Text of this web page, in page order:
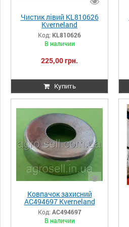
Чистик лівий KL810626
Kverneland
Код: KL810626
В наличии
225,00 грн.
Купить
Ковпачок захисний
AC494697 Kverneland
Код: AC494697
В наличии